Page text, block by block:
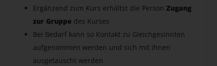
Ergänzend zum Kurs erhältst die Person Zugang
zur Gruppe des Kurses
Bei Bedarf kann so Kontakt zu Gleichgesinnten
aufgenommen werden und sich mit ihnen
ausgetauscht werden